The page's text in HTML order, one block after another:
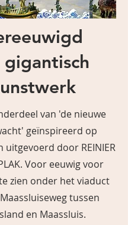
van 'de nieuwe
geïnspireerd op
uitgevoerd door REINIER
Voor eeuwig voor
zien onder het viaduct
tussen
en Maassluis.